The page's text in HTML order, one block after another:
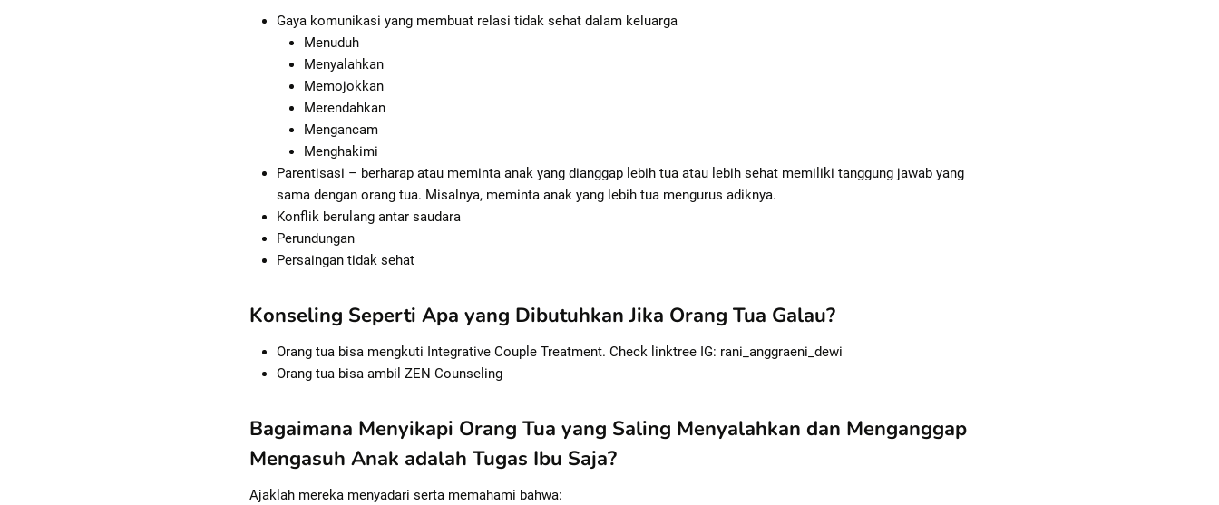
Gaya komunikasi yang membuat relasi tidak sehat dalam keluarga
Menuduh
Menyalahkan
Memojokkan
Merendahkan
Mengancam
Menghakimi
Parentisasi – berharap atau meminta anak yang dianggap lebih tua atau lebih sehat memiliki tanggung jawab yang
sama dengan orang tua. Misalnya, meminta anak yang lebih tua mengurus adiknya.
Konflik berulang antar saudara
Perundungan
Persaingan tidak sehat
Konseling Seperti Apa yang Dibutuhkan Jika Orang Tua Galau?
Orang tua bisa mengkuti Integrative Couple Treatment. Check linktree IG: rani_anggraeni_dewi
Orang tua bisa ambil ZEN Counseling
Bagaimana Menyikapi Orang Tua yang Saling Menyalahkan dan Menganggap
Mengasuh Anak adalah Tugas Ibu Saja?
Ajaklah mereka menyadari serta memahami bahwa: